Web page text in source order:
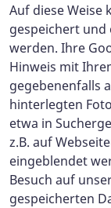
Auf diese Weise
gespeichert
werden. Ihre
Hinweis mit
gegebenenfalls
hinterlegten
etwa in
z.B. auf
eingeblendet
Besuch auf
gespeicherten